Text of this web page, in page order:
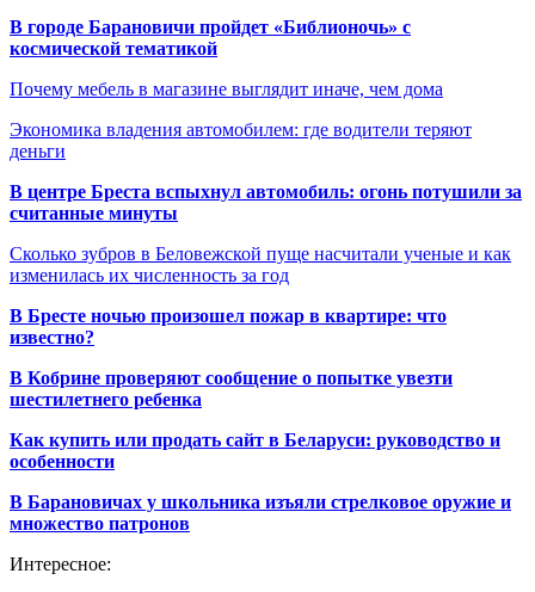
В городе Барановичи пройдет «Библионочь» с
космической тематикой
Почему мебель в магазине выглядит иначе, чем дома
Экономика владения автомобилем: где водители теряют
деньги
В центре Бреста вспыхнул автомобиль: огонь потушили за
считанные минуты
Сколько зубров в Беловежской пуще насчитали ученые и как
изменилась их численность за год
В Бресте ночью произошел пожар в квартире: что
известно?
В Кобрине проверяют сообщение о попытке увезти
шестилетнего ребенка
Как купить или продать сайт в Беларуси: руководство и
особенности
В Барановичах у школьника изъяли стрелковое оружие и
множество патронов
Интересное: